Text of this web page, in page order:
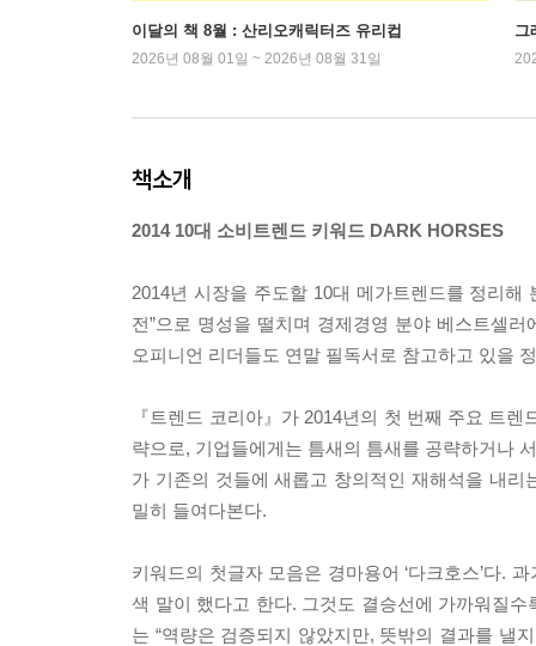
이달의 책 8월 : 산리오캐릭터즈 유리컵
2026년 08월 01일 ~ 2026년 08월 31일
그
책소개
2014 10대 소비트렌드 키워드 DARK HORSES
2014년 시장을 주도할 10대 메가트렌드를 정리
전”으로 명성을 떨치며 경제경영 분야 베스트셀
오피니언 리더들도 연말 필독서로 참고하고 있을
『트렌드 코리아』가 2014년의 첫 번째 주요 트
략으로, 기업들에게는 틈새의 틈새를 공략하거나
가 기존의 것들에 새롭고 창의적인 재해석을 내
밀히 들여다본다.
키워드의 첫글자 모음은 경마용어 ‘다크호스’다.
색 말이 했다고 한다. 그것도 결승선에 가까워질
는 “역량은 검증되지 않았지만, 뜻밖의 결과를 낼